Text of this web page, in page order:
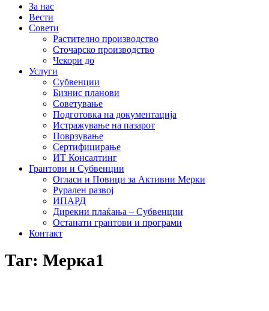
За нас
Вести
Совети
Растително производство
Сточарско производство
Чекори до
Услуги
Субвенции
Бизнис планови
Советување
Подготовка на документација
Истражување на пазарот
Поврзување
Сертифицирање
ИТ Консалтинг
Грантови и Субвенции
Огласи и Повици за Активни Мерки
Рурален развој
ИПАРД
Дирекни плаќања – Субвенции
Останати грантови и програми
Контакт
Таг: Мерка1